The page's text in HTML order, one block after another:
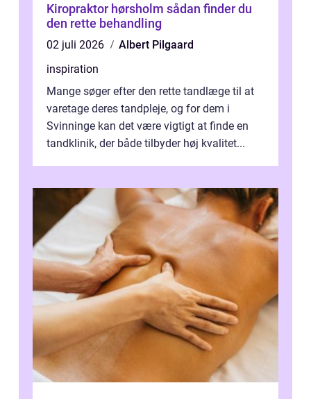
Kiropraktor hørsholm sådan finder du
den rette behandling
02 juli 2026
Albert Pilgaard
inspiration
Mange søger efter den rette tandlæge til at
varetage deres tandpleje, og for dem i
Svinninge kan det være vigtigt at finde en
tandklinik, der både tilbyder høj kvalitet...